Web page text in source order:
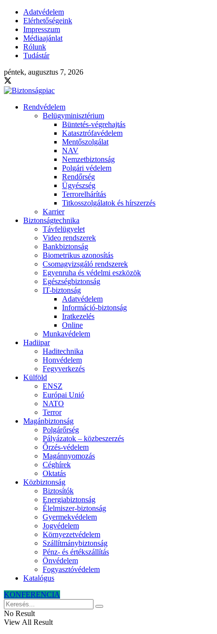
Adatvédelem
Elérhetőségeink
Impresszum
Médiaajánlat
Rólunk
Tudástár
péntek, augusztus 7, 2026
Rendvédelem
Belügyminisztérium
Büntetés-végrehajtás
Katasztrófavédelem
Mentőszolgálat
NAV
Nemzetbiztonság
Polgári védelem
Rendőrség
Ügyészség
Terrorelhárítás
Titkosszolgálatok és hírszerzés
Karrier
Biztonságtechnika
Távfelügyelet
Video rendszerek
Bankbiztonság
Biometrikus azonosítás
Csomagvizsgáló rendszerek
Egyenruha és védelmi eszközök
Egészségbiztonság
IT-biztonság
Adatvédelem
Információ-biztonság
Iratkezelés
Online
Munkavédelem
Hadiipar
Haditechnika
Honvédelem
Fegyverkezés
Külföld
ENSZ
Európai Unió
NATO
Terror
Magánbiztonság
Polgárőrség
Pályázatok – közbeszerzés
Őrzés-védelem
Magánnyomozás
Céghírek
Oktatás
Közbiztonság
Biztosítók
Energiabiztonság
Élelmiszer-biztonság
Gyermekvédelem
Jogvédelem
Környezetvédelem
Szállítmánybiztonság
Pénz- és értékszállítás
Önvédelem
Fogyasztóvédelem
Katalógus
KONFERENCIA
No Result
View All Result